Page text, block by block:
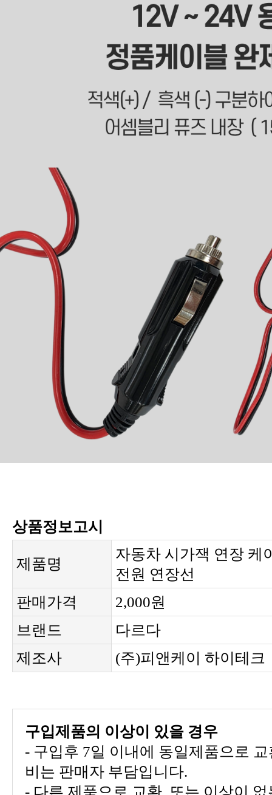
상품정보고시
제품명
전원 연장선
판매가격
2,000원
브랜드
다르다
제조사
(주)피앤케이 하이테크
구입제품의 이상이 있을 경우
비는 판매자 부담입니다.